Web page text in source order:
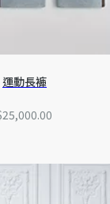
運動長褲